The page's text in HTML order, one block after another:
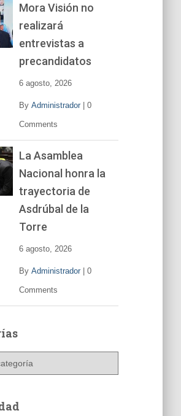
Mora Visión no
realizará
entrevistas a
precandidatos
6 agosto, 2026
By Administrador| 0
Comments
La Asamblea
Nacional honra la
trayectoria de
Asdrúbal de la
Torre
6 agosto, 2026
By Administrador| 0
Comments